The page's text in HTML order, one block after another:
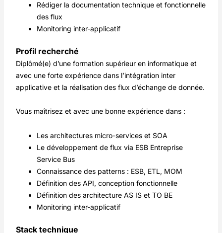
Rédiger la documentation technique et fonctionnelle
des flux
Monitoring inter-applicatif
Profil recherché
Diplômé(e) d’une formation supérieur en informatique et
avec une forte expérience dans l’intégration inter
applicative et la réalisation des flux d’échange de donnée.
Vous maîtrisez et avec une bonne expérience dans :
Les architectures micro-services et SOA
Le développement de flux via ESB Entreprise
Service Bus
Connaissance des patterns : ESB, ETL, MOM
Définition des API, conception fonctionnelle
Définition des architecture AS IS et TO BE
Monitoring inter-applicatif
Stack technique